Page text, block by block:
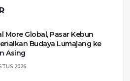
More Global, Pasar Kebun
Budaya Lumajang ke
Asing
2026